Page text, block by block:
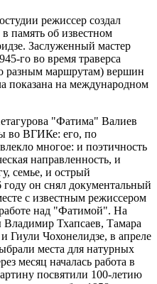
режиссер создал
память об известном
Заслуженный мастер
го во время траверса
разным маршрутам) вершин
показана на международном
"Фатима" Валиев
во ВГИКе: его, по
многое: и поэтичность
направленность, и
семье, и острый
он снял документальный
с известным режиссером
над "Фатимой". На
Тхапсаев, Тамара
Гиули Чохонелидзе, в апреле
места для натурных
месяц началась работа в
посвятили 100-летию